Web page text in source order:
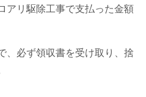
アリ駆除工事で支払った金額
、必ず領収書を受け取り、捨